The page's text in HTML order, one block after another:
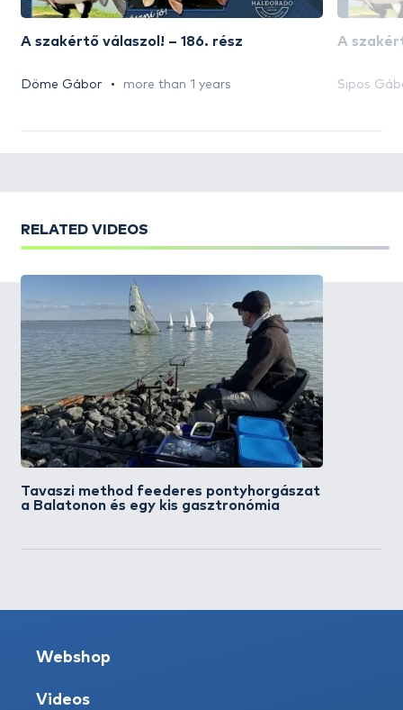
A szakértő válaszol! – 186. rész
Döme Gábor more than 1 years
A
Sipos
RELATED VIDEOS
Tavaszi method feederes pontyhorgászat
a Balatonon és egy kis gasztronómia
Webshop
Videos